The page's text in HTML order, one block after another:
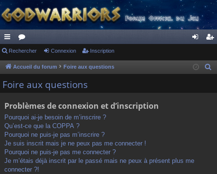
ac
co
ur
s
or
u ne cri
Rechercher Connexion Inscription
Accueil du forum Foire aux questions
Foire aux questions
Problèmes de connexion et d’inscription
Pourquoi ai-je besoin de m’inscrire ?
Qu’est-ce que la COPPA ?
Pourquoi ne puis-je pas m’inscrire ?
Je suis inscrit mais je ne peux pas me connecter !
Pourquoi ne puis-je pas me connecter ?
Je m’étais déjà inscrit par le passé mais ne peux à présent plus me
connecter ?!